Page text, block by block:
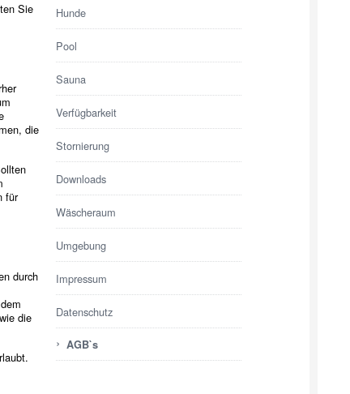
Sie
die
für
durch
die
Hunde
Pool
Sauna
Verfügbarkeit
Stornierung
Downloads
Wäscheraum
Umgebung
Impressum
Datenschutz
› AGB`s